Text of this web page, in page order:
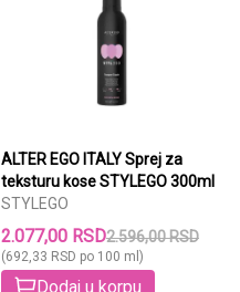
ALTER EGO ITALY Sprej za
teksturu kose STYLEGO 300ml
STYLEGO
2.077,00 RSD2.596,00 RSD
(692,33 RSD po 100 ml)
Dodaj u korpu